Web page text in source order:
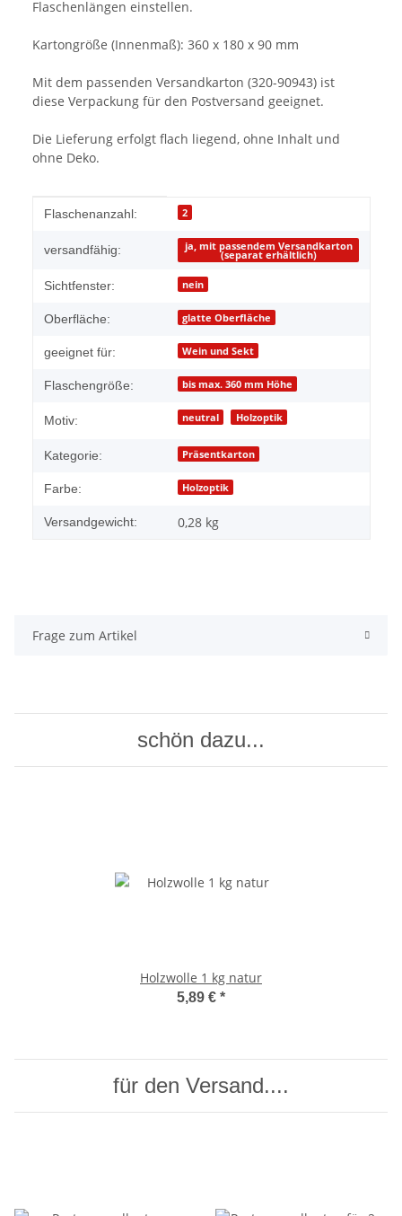
Flaschenlängen einstellen.
Kartongröße (Innenmaß): 360 x 180 x 90 mm
Mit dem passenden Versandkarton (320-90943) ist
diese Verpackung für den Postversand geeignet.
Die Lieferung erfolgt flach liegend, ohne Inhalt und
ohne Deko.
Produkteigenschaft
Wert
Flaschenanzahl: 2
versandfähig: ja, mit passendem Versandkarton
(separat erhältlich)
Sichtfenster: nein
Oberfläche: glatte Oberfläche
geeignet für: Wein und Sekt
Flaschengröße: bis max. 360 mm Höhe
Motiv: neutral Holzoptik
Kategorie: Präsentkarton
Farbe: Holzoptik
Versandgewicht: 0,28 kg
Frage zum Artikel
schön dazu...
Holzwolle 1 kg natur
5,89 € *
für den Versand....